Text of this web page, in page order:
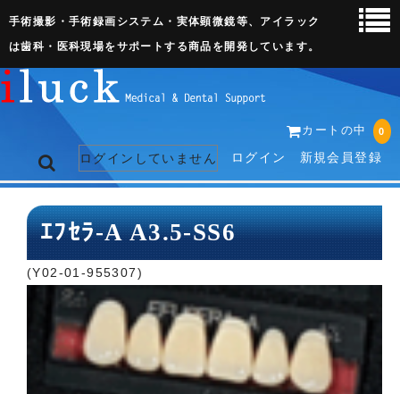
手術撮影・手術録画システム・実体顕微鏡等、アイラック
は歯科・医科現場をサポートする商品を開発しています。
カートの中 0
ログインしていません ログイン 新規会員登録
トップページ
歯科関連機器
術野撮影キット
ｴﾌｾﾗ-A A3.5-SS6
(Y02-01-955307)